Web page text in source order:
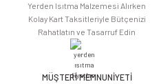
bulunuyor.
olmalı.
Yerden Isıtma Malzemesi Alırken
Kolay Kart Taksitleriyle Bütçenizi
Rahatlatın ve Tasarruf Edin
MÜŞTERİ MEMNUNİYETİ